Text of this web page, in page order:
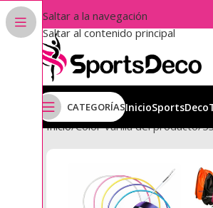
Saltar a la navegación
Saltar al contenido principal
CATEGORÍASInicioSportsDeco
Inicio Color Varilla del producto